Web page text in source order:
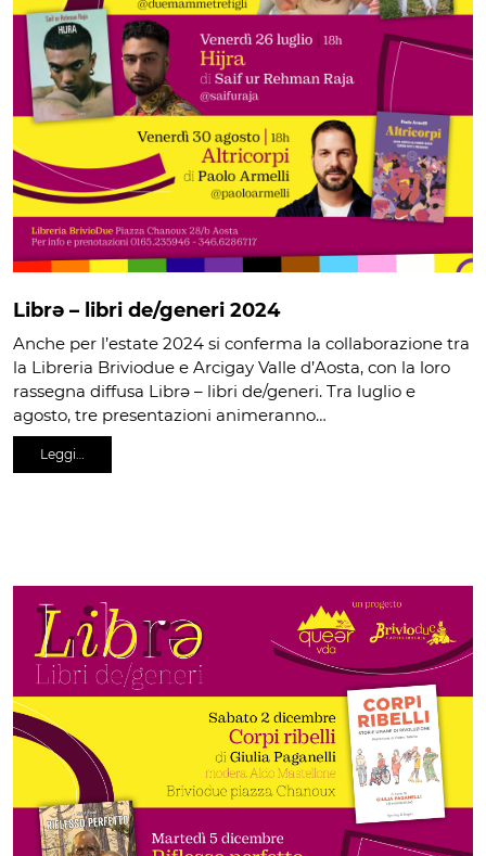
Librə – libri de/generi 2024
Anche per l’estate 2024 si conferma la collaborazione tra
la Libreria Briviodue e Arcigay Valle d’Aosta, con la loro
rassegna diffusa Librə – libri de/generi. Tra luglio e
agosto, tre presentazioni animeranno…
Leggi…